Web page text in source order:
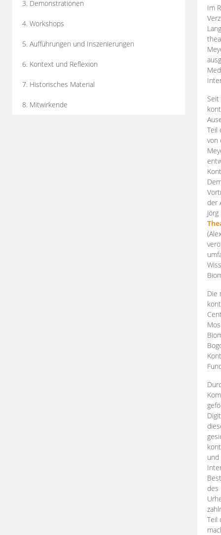
3. Demonstrationen
4. Workshops
5. Aufführungen und Inszenierungen
6. Kontext und Reflexion
7. Historisches Material
8. Mitwirkende
Im
Teil
von
der
Die
des
Teil